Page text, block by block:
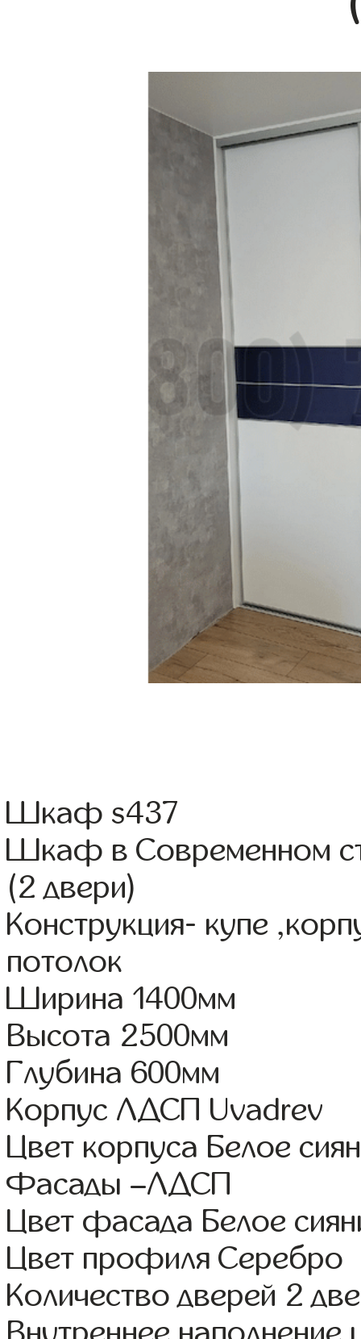
Шкаф s437
Шкаф в Современном
(2 двери)
Конструкция- купе
потолок
Ширина 1400мм
Высота 2500мм
Глубина 600мм
Корпус ЛДСП Uvadrev
Цвет корпуса Белое
Фасады –ЛДСП
Цвет фасада Белое
Цвет профиля Серебро
Количество дверей 2